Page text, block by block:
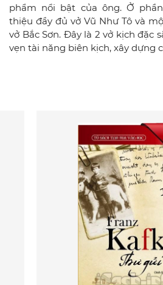
phẩm nổi bật của ông. Ở
thiệu đầy đủ vở Vũ Như Tô và
vở Bắc Sơn. Đây là 2 vở kịch đặc
vẹn tài năng biên kịch, xây dựng